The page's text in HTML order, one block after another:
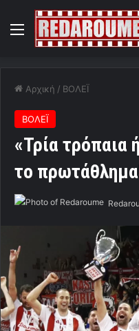
Menu
Αρχική / ΒΟΛΕΪ
ΒΟΛΕΪ
«Τρία τρόπαια
το